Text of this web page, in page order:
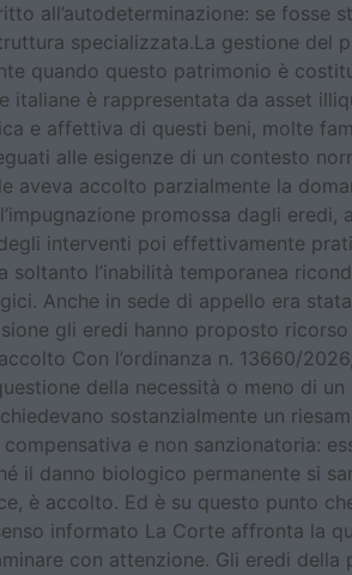
all’autodeterminazione: se fosse
specializzata.La gestione del
quando questo patrimonio è
è rappresentata da asset
e affettiva di questi beni, molte
alle esigenze di un contesto
aveva accolto parzialmente la
promossa dagli
interventi poi effettivamente
l’inabilità temporanea
Anche in sede di appello era
gli eredi hanno proposto
Con l’ordinanza n. 13660/
della necessità o meno di
sostanzialmente un
e non sanzionatoria:
il danno biologico permanente si
è accolto. Ed è su questo punto
informato La Corte affronta la
con attenzione. Gli eredi della